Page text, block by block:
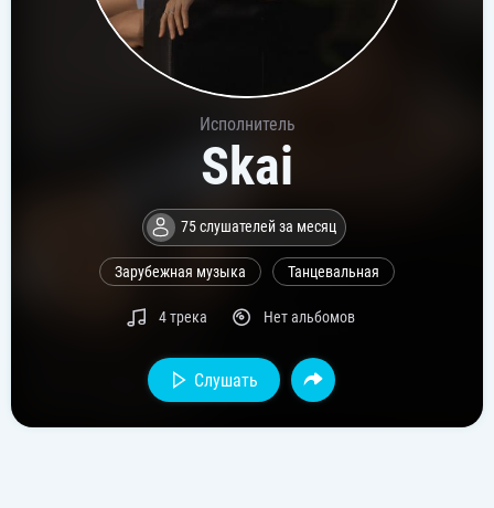
Исполнитель
Skai
75 слушателей за месяц
Зарубежная музыка Танцевальная
4 трека Нет альбомов
Слушать